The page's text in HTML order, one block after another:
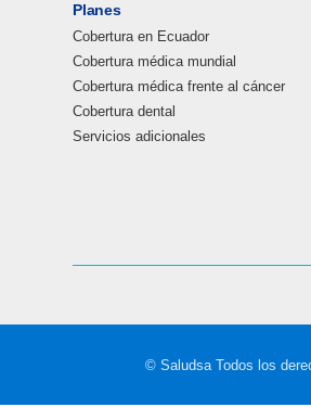
Planes
Cobertura en Ecuador
Cobertura médica mundial
Cobertura médica frente al cáncer
Cobertura dental
Servicios adicionales
© Saludsa Todos los